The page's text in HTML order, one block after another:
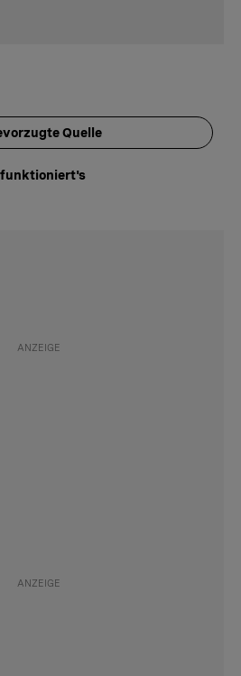
Quelle
funktioniert's